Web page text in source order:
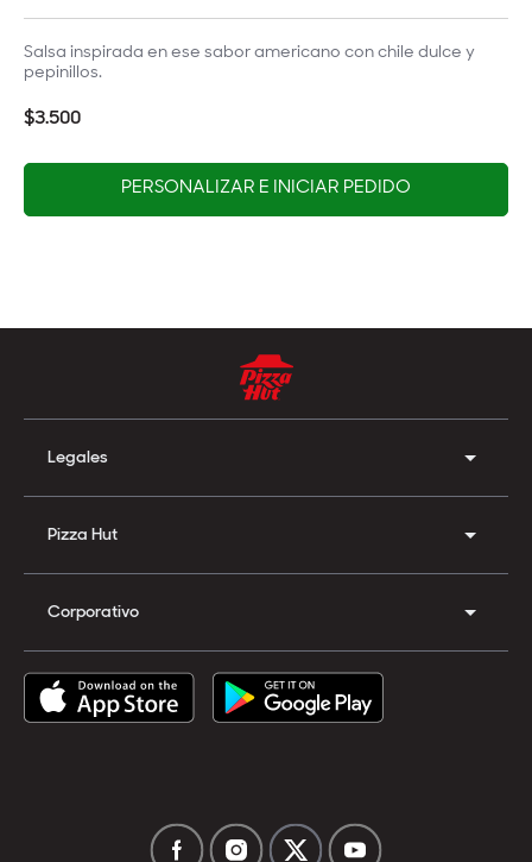
Salsa inspirada en ese sabor americano con chile dulce y
pepinillos.
$3.500
PERSONALIZAR E INICIAR PEDIDO
Legales
Pizza Hut
Corporativo